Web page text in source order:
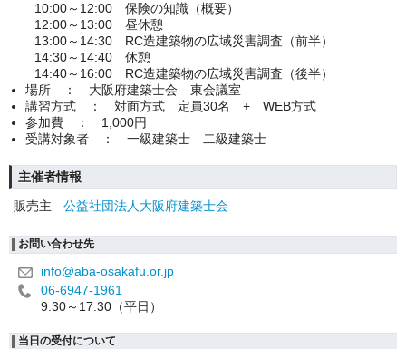
10:00～12:00 保険の知識（概要）
12:00～13:00 昼休憩
13:00～14:30 RC造建築物の広域災害調査（前半）
14:30～14:40 休憩
14:40～16:00 RC造建築物の広域災害調査（後半）
場所 ： 大阪府建築士会 東会議室
講習方式 ： 対面方式 定員30名 + WEB方式
参加費 ： 1,000円
受講対象者 ： 一級建築士 二級建築士
主催者情報
販売主
公益社団法人大阪府建築士会
お問い合わせ先
info@aba-osakafu.or.jp
06-6947-1961
9:30～17:30（平日）
当日の受付について